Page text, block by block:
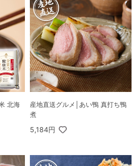
北海
産地直送グルメ│あい鴨 真打ち鴨
煮
5,184円